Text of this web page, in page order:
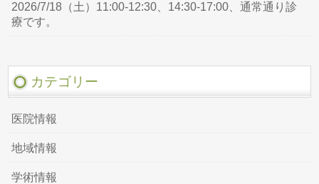
2026/7/18（土）11:00-12:30、14:30-17:00、通常通り診
療です。
カテゴリー
医院情報
地域情報
学術情報